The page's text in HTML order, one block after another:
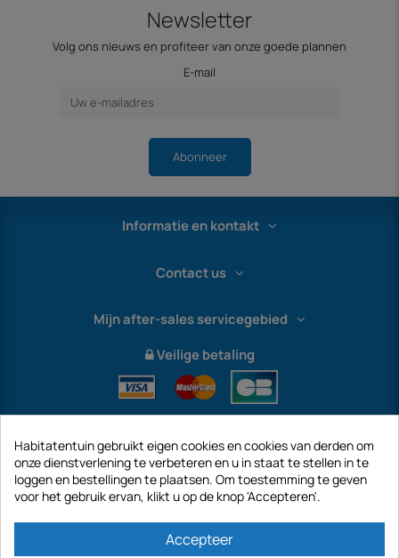
Newsletter
Volg ons nieuws en profiteer van onze goede plannen
E-mail
Abonneer
Informatie en kontakt
Contact us
Mijn after-sales servicegebied
Veilige betaling
International
Habitatentuin gebruikt eigen cookies en cookies van derden om
onze dienstverlening te verbeteren en u in staat te stellen in te
loggen en bestellingen te plaatsen. Om toestemming te geven
voor het gebruik ervan, klikt u op de knop 'Accepteren'.
Accepteer